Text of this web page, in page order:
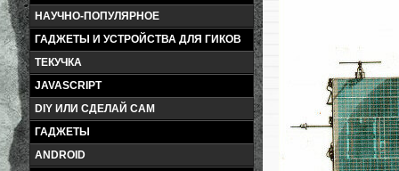
НАУЧНО-ПОПУЛЯРНОЕ
ГАДЖЕТЫ И УСТРОЙСТВА ДЛЯ ГИКОВ
ТЕКУЧКА
JAVASCRIPT
DIY ИЛИ СДЕЛАЙ САМ
ГАДЖЕТЫ
ANDROID